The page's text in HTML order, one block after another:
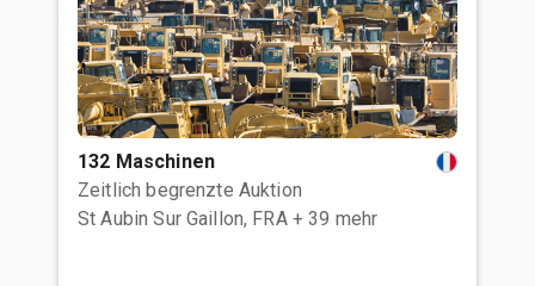
132 Maschinen
Zeitlich begrenzte Auktion
St Aubin Sur Gaillon, FRA + 39 mehr